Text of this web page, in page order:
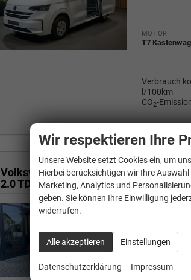
MOTOR
T7
Verbrauch
l/100km
CO2-
Volkswagen T7 Kastenwagen
2.0 TDI SCR
FAHRZEUG-NR.
125377
clear white
Wir respektieren Ihre
Unsere Website setzt Cookies ein, um
Hierbei berücksichtigen wir Ihre
Marketing, Analytics und
geben. Sie können Ihre Einwilligung
widerrufen.
Alle akzeptieren Einstellungen
Datenschutzerklärung Impressum